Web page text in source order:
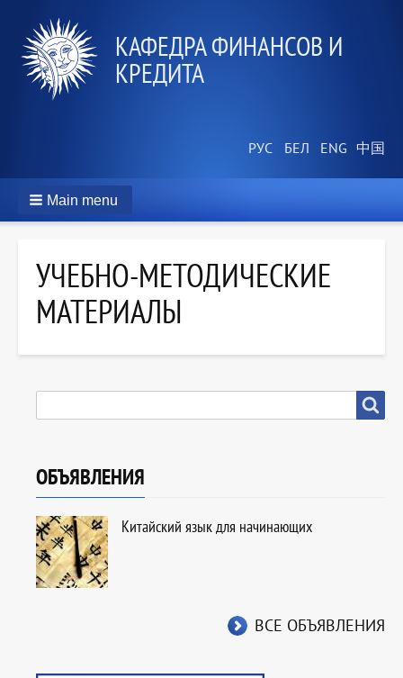
КАФЕДРА ФИНАНСОВ И
КРЕДИТА
Main menu
УЧЕБНО-МЕТОДИЧЕСКИЕ
МАТЕРИАЛЫ
ОБЪЯВЛЕНИЯ
Китайский язык для начинающих
ВСЕ ОБЪЯВЛЕНИЯ